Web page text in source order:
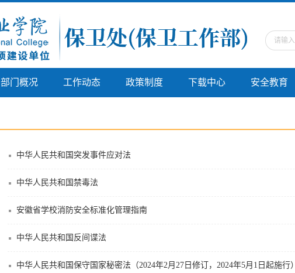
部门概况 工作动态 政策制度 下载中心 安全教育
中华人民共和国突发事件应对法
中华人民共和国禁毒法
安徽省学校消防安全标准化管理指南
中华人民共和国反间谍法
中华人民共和国保守国家秘密法（2024年2月27日修订，2024年5月1日起施行）